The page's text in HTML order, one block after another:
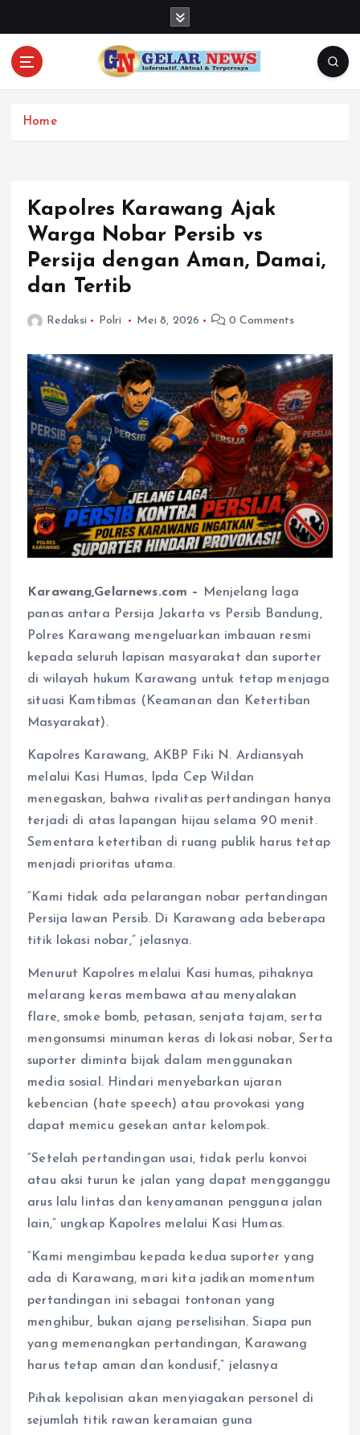
Home
Kapolres Karawang Ajak
Warga Nobar Persib vs
Persija dengan Aman, Damai,
dan Tertib
Redaksi Polri Mei 8, 2026 0 Comments
Karawang,Gelarnews.com –
Menjelang laga
panas antara Persija Jakarta vs Persib Bandung,
Polres Karawang mengeluarkan imbauan resmi
kepada seluruh lapisan masyarakat dan suporter
di wilayah hukum Karawang untuk tetap menjaga
situasi Kamtibmas (Keamanan dan Ketertiban
Masyarakat).
​Kapolres Karawang, AKBP Fiki N. Ardiansyah
melalui Kasi Humas, Ipda Cep Wildan
menegaskan, bahwa rivalitas pertandingan hanya
terjadi di atas lapangan hijau selama 90 menit.
Sementara ketertiban di ruang publik harus tetap
menjadi prioritas utama.
“Kami tidak ada pelarangan nobar pertandingan
Persija lawan Persib. Di Karawang ada beberapa
titik lokasi nobar,” jelasnya.
Menurut Kapolres melalui Kasi humas, pihaknya
melarang keras membawa atau menyalakan
flare, smoke bomb, petasan, senjata tajam, serta
mengonsumsi minuman keras di lokasi nobar, Serta
suporter diminta bijak dalam menggunakan
media sosial. Hindari menyebarkan ujaran
kebencian (hate speech) atau provokasi yang
dapat memicu gesekan antar kelompok.
“Setelah pertandingan usai, tidak perlu konvoi
atau aksi turun ke jalan yang dapat mengganggu
arus lalu lintas dan kenyamanan pengguna jalan
lain,” ungkap Kapolres melalui Kasi Humas.
“Kami mengimbau kepada kedua suporter yang
ada di Karawang, mari kita jadikan momentum
pertandingan ini sebagai tontonan yang
menghibur, bukan ajang perselisihan. Siapa pun
yang memenangkan pertandingan, Karawang
harus tetap aman dan kondusif,” jelasnya
​Pihak kepolisian akan menyiagakan personel di
sejumlah titik rawan keramaian guna